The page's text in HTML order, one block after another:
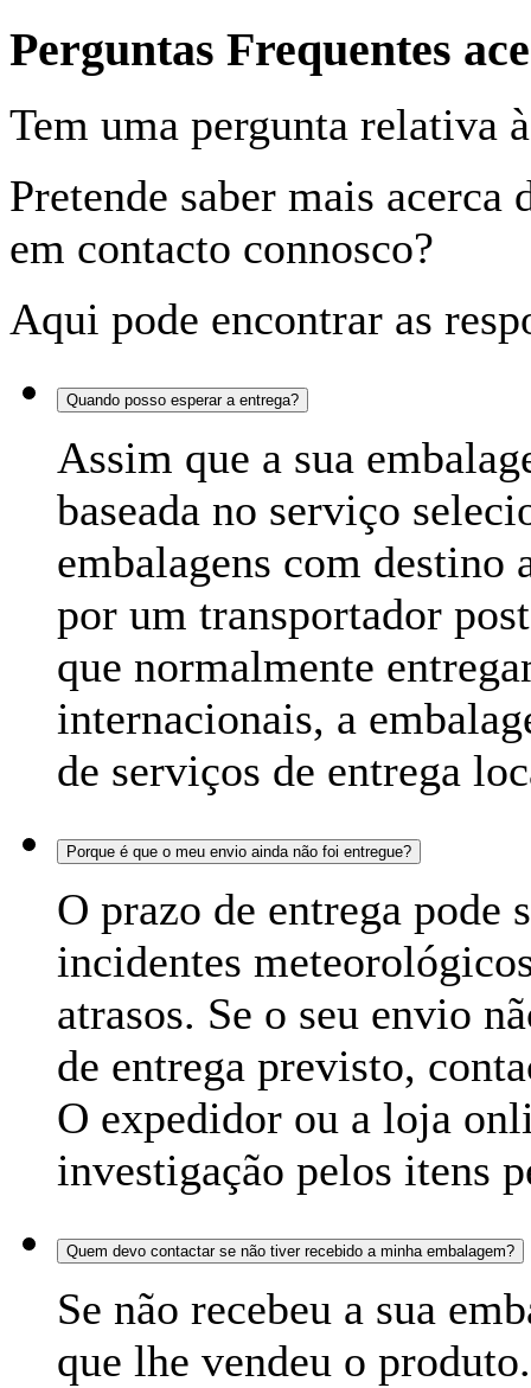
Perguntas Frequentes
Tem uma pergunta relativa
Pretende saber mais
em contacto connosco?
Aqui pode encontrar as
Quando posso esperar a entrega?
Assim que a sua
baseada no serviço
embalagens com destino
por um transportador
que normalmente
internacionais, a
de serviços de entrega
Porque é que o meu envio ainda não foi entregue?
O prazo de entrega pode
incidentes
atrasos. Se o seu envio
de entrega previsto,
O expedidor ou a loja
investigação pelos itens
Quem devo contactar se não tiver recebido a minha embalagem?
Se não recebeu a sua
que lhe vendeu o produto.